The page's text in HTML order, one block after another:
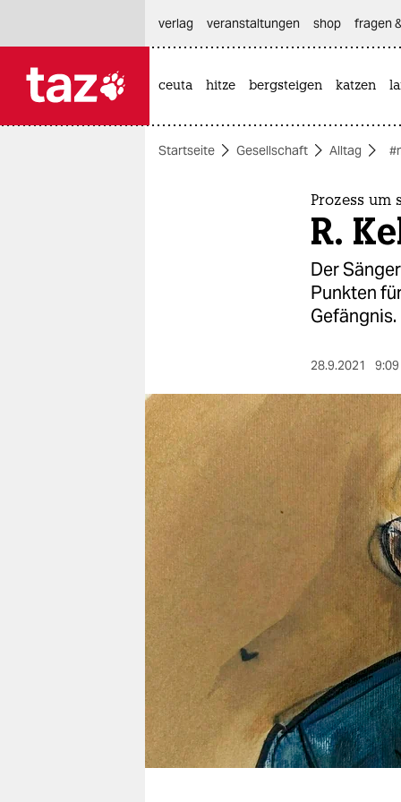
themen
berlin
nord
wahrheit
verlag
verlag
veranstaltungen
shop
fragen & hilfe
unterstützen
abo
genossenschaft
verlag
veranstaltungen shop fragen
ceuta hitze bergsteigen katzen
Startseite Gesellschaft Alltag
Prozess um
R.
Der
Punkten
Gefängnis.
28.9.2021